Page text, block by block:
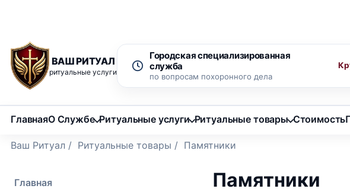
ВАШ РИТУАЛ
ритуальные услуги
Городская специализированная
служба
по вопросам похоронного дела
ГлавнаяО Службе Ритуальные услуги Ритуальные товары Стоимость
Ваш Ритуал / Ритуальные товары / Памятники
Главная Памятники